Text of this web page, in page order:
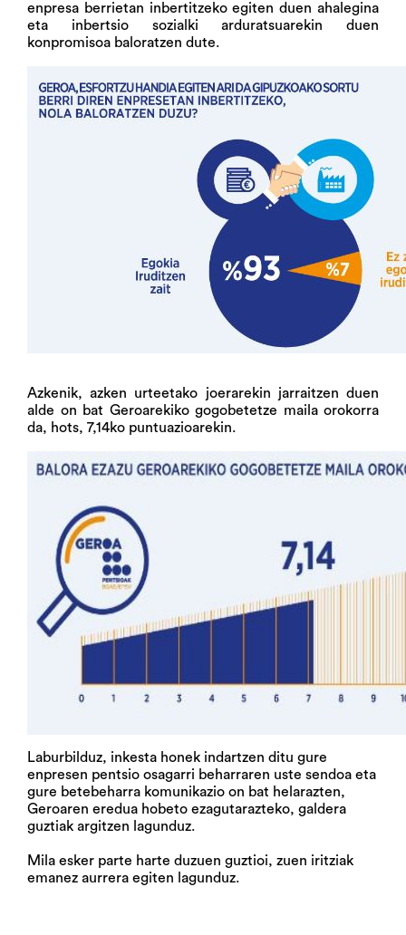
enpresa berrietan inbertitzeko egiten duen ahalegina
eta inbertsio sozialki arduratsuarekin duen
konpromisoa baloratzen dute.
Azkenik, azken urteetako joerarekin jarraitzen duen
alde on bat Geroarekiko gogobetetze maila orokorra
da, hots, 7,14ko puntuazioarekin.
Laburbilduz, inkesta honek indartzen ditu gure
enpresen pentsio osagarri beharraren uste sendoa eta
gure betebeharra komunikazio on bat helarazten,
Geroaren eredua hobeto ezagutarazteko, galdera
guztiak argitzen lagunduz.
Mila esker parte harte duzuen guztioi, zuen iritziak
emanez aurrera egiten lagunduz.